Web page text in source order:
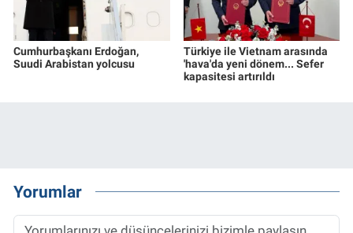
Cumhurbaşkanı Erdoğan,
Suudi Arabistan yolcusu
Türkiye ile Vietnam arasında
'hava'da yeni dönem... Sefer
kapasitesi artırıldı
Yorumlar